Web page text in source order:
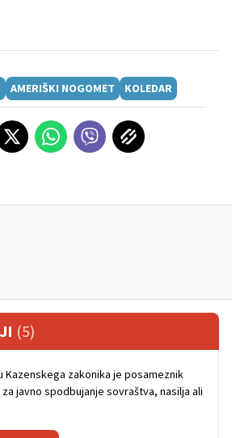
AMERIŠKI NOGOMET KOLEDAR
(5)
Kazenskega zakonika je posameznik
javno spodbujanje sovraštva, nasilja ali